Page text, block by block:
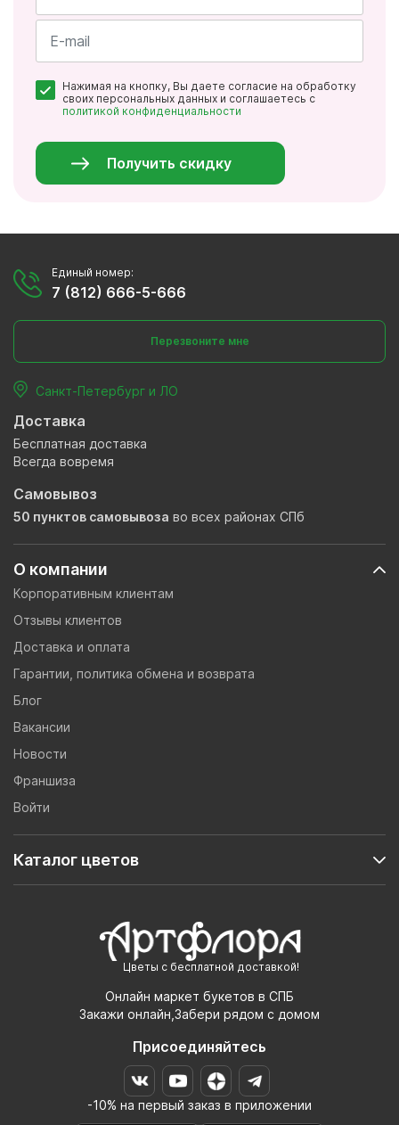
Имя
*
Нажимая на кнопку, Вы даете согласие на обработку
своих персональных данных и соглашаетесь с
политикой конфиденциальности
Получить скидку
Цветы с бесплатной доставкой!
Онлайн маркет букетов в СПБ
Закажи онлайн,Забери рядом с домом
Присоединяйтесь
-10% на первый заказ в приложении
О компании
Корпоративным клиентам
Отзывы клиентов
Доставка и оплата
Гарантии, политика обмена и возврата
Блог
Вакансии
Новости
Франшиза
Войти
Каталог цветов
Единый номер:
7 (812) 666-5-666
Перезвоните мне
Санкт-Петербург и ЛО
Доставка
Бесплатная доставка
Всегда вовремя
Самовывоз
50 пунктов самовывоза во всех районах СПб